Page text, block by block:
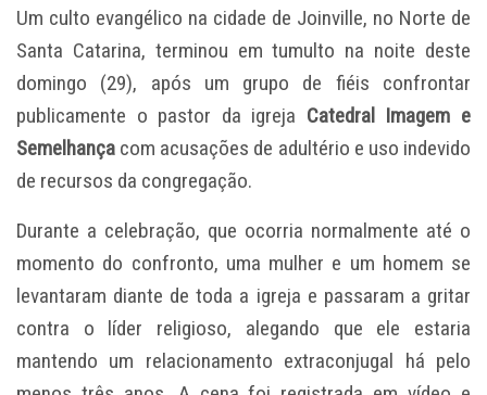
Um culto evangélico na cidade de Joinville, no Norte de
Santa Catarina, terminou em tumulto na noite deste
domingo (29), após um grupo de fiéis confrontar
publicamente o pastor da igreja Catedral Imagem e
Semelhança com acusações de adultério e uso indevido
de recursos da congregação.
Durante a celebração, que ocorria normalmente até o
momento do confronto, uma mulher e um homem se
levantaram diante de toda a igreja e passaram a gritar
contra o líder religioso, alegando que ele estaria
mantendo um relacionamento extraconjugal há pelo